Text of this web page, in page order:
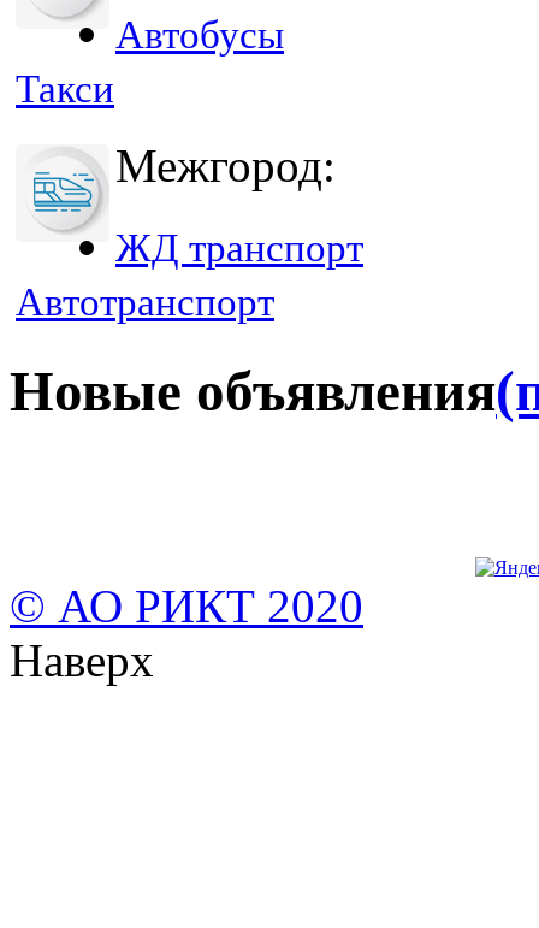
Автобусы
Такси
Межгород:
ЖД транспорт
Автотранспорт
Новые объявления
© АО РИКТ 2020
Наверх